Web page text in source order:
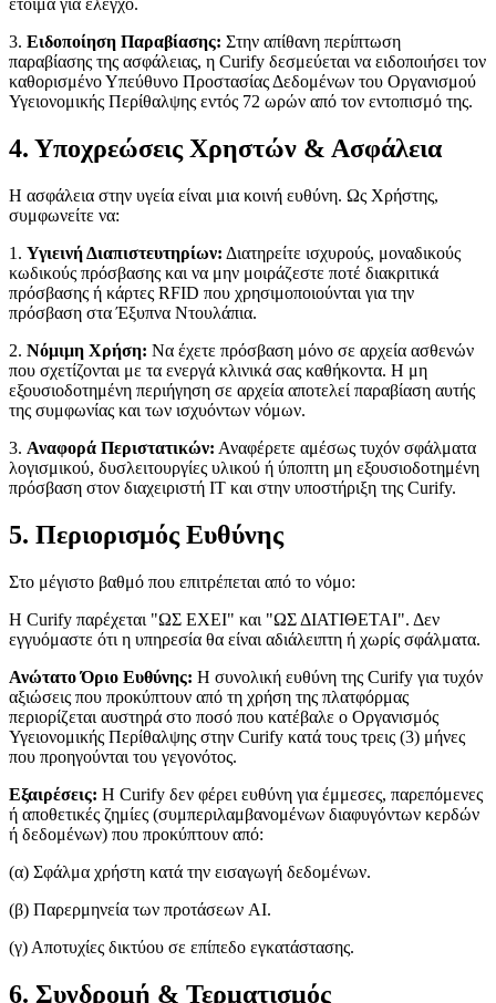
έτοιμα για έλεγχο.
3. Ειδοποίηση Παραβίασης: Στην απίθανη περίπτωση
παραβίασης της ασφάλειας, η Curify δεσμεύεται να ειδοποιήσει τον
καθορισμένο Υπεύθυνο Προστασίας Δεδομένων του Οργανισμού
Υγειονομικής Περίθαλψης εντός 72 ωρών από τον εντοπισμό της.
4. Υποχρεώσεις Χρηστών & Ασφάλεια
Η ασφάλεια στην υγεία είναι μια κοινή ευθύνη. Ως Χρήστης,
συμφωνείτε να:
1. Υγιεινή Διαπιστευτηρίων: Διατηρείτε ισχυρούς, μοναδικούς
κωδικούς πρόσβασης και να μην μοιράζεστε ποτέ διακριτικά
πρόσβασης ή κάρτες RFID που χρησιμοποιούνται για την
πρόσβαση στα Έξυπνα Ντουλάπια.
2. Νόμιμη Χρήση: Να έχετε πρόσβαση μόνο σε αρχεία ασθενών
που σχετίζονται με τα ενεργά κλινικά σας καθήκοντα. Η μη
εξουσιοδοτημένη περιήγηση σε αρχεία αποτελεί παραβίαση αυτής
της συμφωνίας και των ισχυόντων νόμων.
3. Αναφορά Περιστατικών: Αναφέρετε αμέσως τυχόν σφάλματα
λογισμικού, δυσλειτουργίες υλικού ή ύποπτη μη εξουσιοδοτημένη
πρόσβαση στον διαχειριστή IT και στην υποστήριξη της Curify.
5. Περιορισμός Ευθύνης
Στο μέγιστο βαθμό που επιτρέπεται από το νόμο:
Η Curify παρέχεται "ΩΣ ΕΧΕΙ" και "ΩΣ ΔΙΑΤΙΘΕΤΑΙ". Δεν
εγγυόμαστε ότι η υπηρεσία θα είναι αδιάλειπτη ή χωρίς σφάλματα.
Ανώτατο Όριο Ευθύνης: Η συνολική ευθύνη της Curify για τυχόν
αξιώσεις που προκύπτουν από τη χρήση της πλατφόρμας
περιορίζεται αυστηρά στο ποσό που κατέβαλε ο Οργανισμός
Υγειονομικής Περίθαλψης στην Curify κατά τους τρεις (3) μήνες
που προηγούνται του γεγονότος.
Εξαιρέσεις: Η Curify δεν φέρει ευθύνη για έμμεσες, παρεπόμενες
ή αποθετικές ζημίες (συμπεριλαμβανομένων διαφυγόντων κερδών
ή δεδομένων) που προκύπτουν από:
(α) Σφάλμα χρήστη κατά την εισαγωγή δεδομένων.
(β) Παρερμηνεία των προτάσεων AI.
(γ) Αποτυχίες δικτύου σε επίπεδο εγκατάστασης.
6. Συνδρομή & Τερματισμός